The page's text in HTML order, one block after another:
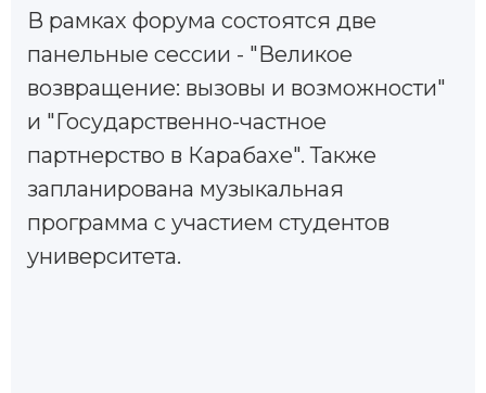
В рамках форума состоятся две
панельные сессии - "Великое
возвращение: вызовы и возможности"
и "Государственно-частное
партнерство в Карабахе". Также
запланирована музыкальная
программа с участием студентов
университета.